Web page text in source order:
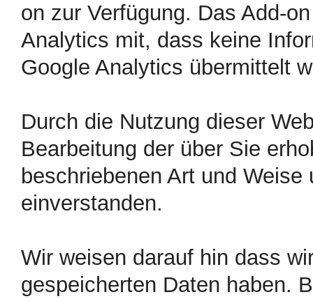
on zur Verfügung. Das Add-
Analytics mit, dass keine
Google Analytics übermittelt
Durch die Nutzung dieser
Bearbeitung der über Sie
beschriebenen Art und
einverstanden.
Wir weisen darauf hin dass
gespeicherten Daten haben.